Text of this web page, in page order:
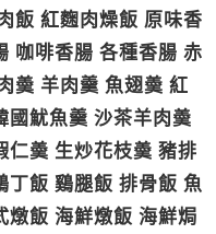
飯 紅麴肉燥飯 原味香
咖啡香腸 各種香腸 赤
羮 羊肉羹 魚翅羮 紅
國魷魚羹 沙茶羊肉羮
仁羮 生炒花枝羮 豬排
丁飯 鷄腿飯 排骨飯 魚
燉飯 海鮮燉飯 海鮮焗